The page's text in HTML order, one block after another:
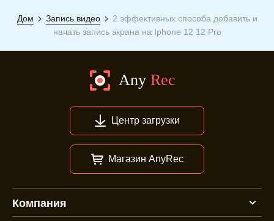
Дом Запись видео
2 эффективных способа добавить и
начать запись экрана на Iphone 12 12 Pro
Центр загрузки
Магазин AnyRec
Компания